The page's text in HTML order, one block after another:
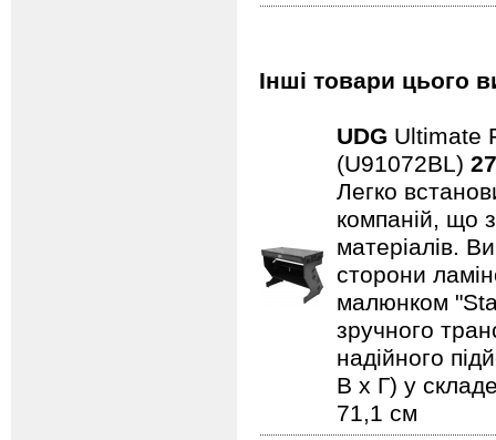
Інші товари цього
UDG Ultimate
(U91072BL)
Легко
компаній, що
матеріалів.
сторони
малюнком
зручного
надійного
В x Г) у
71,1 см